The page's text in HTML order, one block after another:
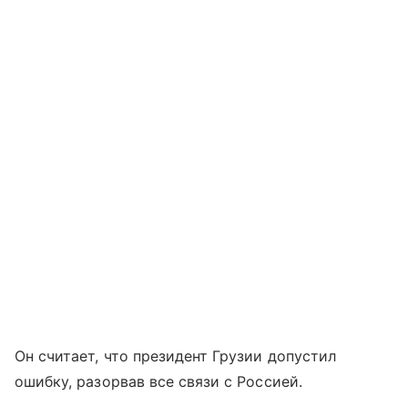
Он считает, что президент Грузии допустил
ошибку, разорвав все связи с Россией.